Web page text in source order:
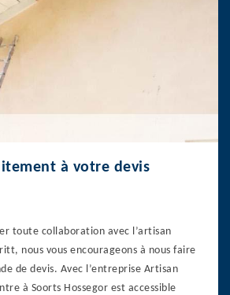
à votre devis
toute collaboration avec l’artisan
nous vous encourageons à nous faire
de devis. Avec l’entreprise Artisan
à Soorts Hossegor est accessible